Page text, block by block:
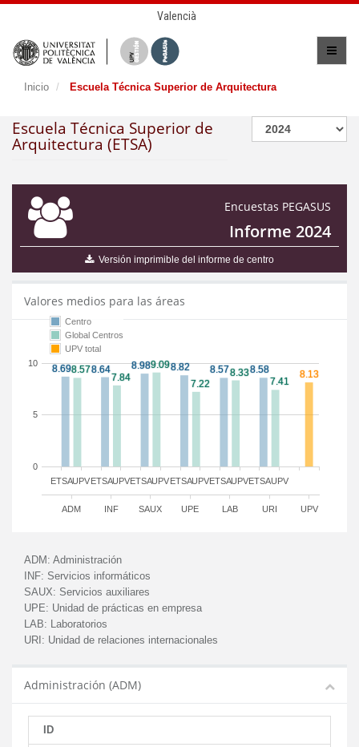
Valencià
Inicio Escuela Técnica Superior de Arquitectura
Escuela Técnica Superior de
Arquitectura (ETSA)
Encuestas PEGASUS
Informe 2024
Versión imprimible del informe de centro
Valores medios para las áreas
ETSA ETSA ETSA ETSA ETSA ETSA
UPV UPV UPV UPV UPV UPV
ADM INF SAUX UPE LAB URI UPV
0
5
10
Centro
Global Centros
UPV total
ADM: Administración
INF: Servicios informáticos
SAUX: Servicios auxiliares
UPE: Unidad de prácticas en empresa
LAB: Laboratorios
URI: Unidad de relaciones internacionales
Administración (ADM)
ID